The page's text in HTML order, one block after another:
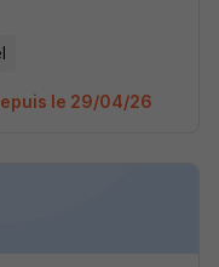
le 29/04/26